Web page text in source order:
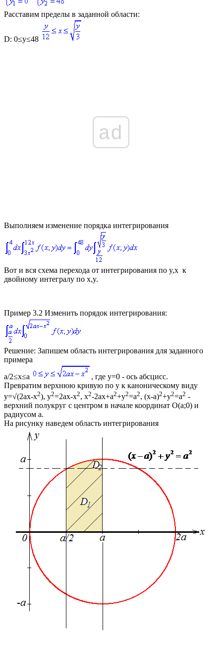
Расставим пределы в заданной области:
D: 0≤y≤48
ad
Выполняем изменение порядка интегрирования
Вот и вся схема перехода от интегрирования по y,x к
двойному интегралу по x,y.
Пример 3.2 Изменить порядок интегрирования:
Решение: Запишем область интегрирования для заданного
примера
a/2≤x≤a , где y=0 - ось абсцисс.
Превратим верхнюю кривую по y к каноническому виду
y=√(2ax-x2), y2=2ax-x2, x2-2ax+a2+y2=a2, (x-a)2+y2=a2 -
верхний полукруг с центром в начале координат O(a;0) и
радиусом a.
На рисунку наведем область интегрирования